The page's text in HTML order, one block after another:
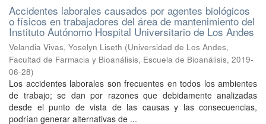
Accidentes laborales causados por agentes biológicos
o físicos en trabajadores del área de mantenimiento del
Instituto Autónomo Hospital Universitario de Los Andes
Velandia Vivas, Yoselyn Liseth (Universidad de Los Andes,
Facultad de Farmacia y Bioanálisis, Escuela de Bioanálisis, 2019-
06-28)
Los accidentes laborales son frecuentes en todos los ambientes
de trabajo; se dan por razones que debidamente analizadas
desde el punto de vista de las causas y las consecuencias,
podrían generar alternativas de ...